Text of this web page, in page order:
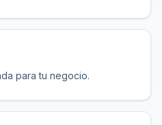
para tu negocio.